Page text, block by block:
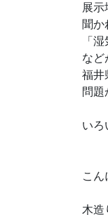
展示
聞か
「
な
福井
問題
いろ
こん
木